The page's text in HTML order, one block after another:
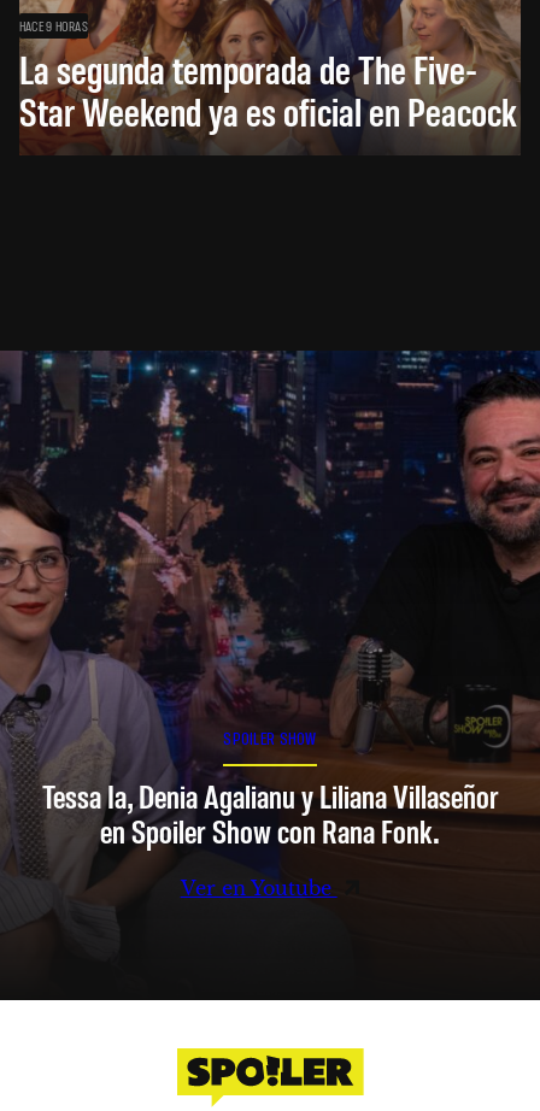
HACE 9 HORAS
La segunda temporada de The Five-
Star Weekend ya es oficial en Peacock
SPOILER SHOW
Tessa Ia, Denia Agalianu y Liliana Villaseñor
en Spoiler Show con Rana Fonk.
Ver en Youtube